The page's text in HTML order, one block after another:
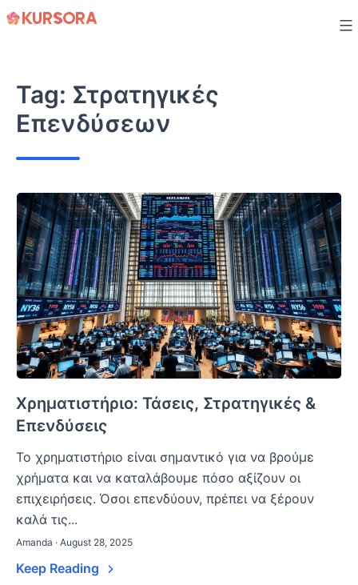
Skip
Tag: Στρατηγικές
Επενδύσεων
Χρηματιστήριο: Τάσεις, Στρατηγικές &
Επενδύσεις
Το χρηματιστήριο είναι σημαντικό για να βρούμε
χρήματα και να καταλάβουμε πόσο αξίζουν οι
επιχειρήσεις. Όσοι επενδύουν, πρέπει να ξέρουν
καλά τις...
Amanda · August 28, 2025
Keep Reading